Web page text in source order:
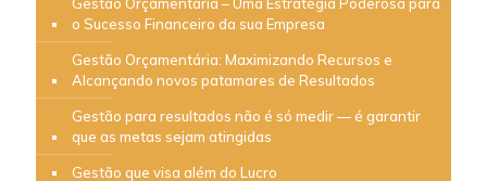
Gestão Orçamentária – Uma Estratégia Poderosa para
o Sucesso Financeiro da sua Empresa
Gestão Orçamentária: Maximizando Recursos e
Alcançando novos patamares de Resultados
Gestão para resultados não é só medir — é garantir
que as metas sejam atingidas
Gestão que visa além do Lucro